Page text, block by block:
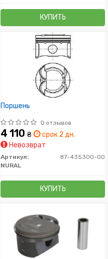
КУПИТЬ
Поршень
0 отзывов
4 110 ₴
срок 2 дн.
Невозврат
Артикул:
87-435300-00
NURAL
КУПИТЬ